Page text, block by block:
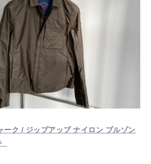
ーク / ジップアップ ナイロン ブルゾン